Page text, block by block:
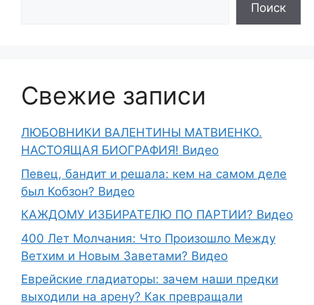
Поиск
Свежие записи
ЛЮБОВНИКИ ВАЛЕНТИНЫ МАТВИЕНКО.
НАСТОЯЩАЯ БИОГРАФИЯ! Видео
Певец, бандит и решала: кем на самом деле
был Кобзон? Видео
КАЖДОМУ ИЗБИРАТЕЛЮ ПО ПАРТИИ? Видео
400 Лет Молчания: Что Произошло Между
Ветхим и Новым Заветами? Видео
Еврейские гладиаторы: зачем наши предки
выходили на арену? Как превращали